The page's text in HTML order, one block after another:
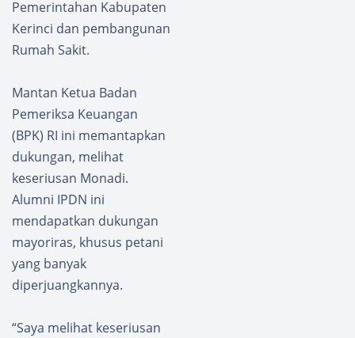
Pemerintahan Kabupaten
Kerinci dan pembangunan
Rumah Sakit.
Mantan Ketua Badan
Pemeriksa Keuangan
(BPK) RI ini memantapkan
dukungan, melihat
keseriusan Monadi.
Alumni IPDN ini
mendapatkan dukungan
mayoriras, khusus petani
yang banyak
diperjuangkannya.
“Saya melihat keseriusan